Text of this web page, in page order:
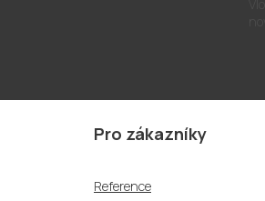
Z
Pro zákazníky
Reference